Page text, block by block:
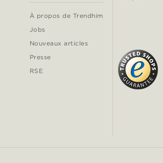
À propos de Trendhim
Jobs
Nouveaux articles
Presse
RSE